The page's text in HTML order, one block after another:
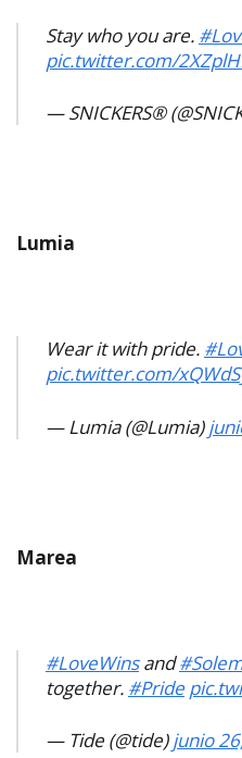
Stay who you are.
pic.twitter.com/
— SNICKERS®
Lumia
Wear it with pride.
pic.twitter.com/
— Lumia (@Lumia)
Marea
#LoveWinsand
together. #Pride
— Tide (@tide)junio